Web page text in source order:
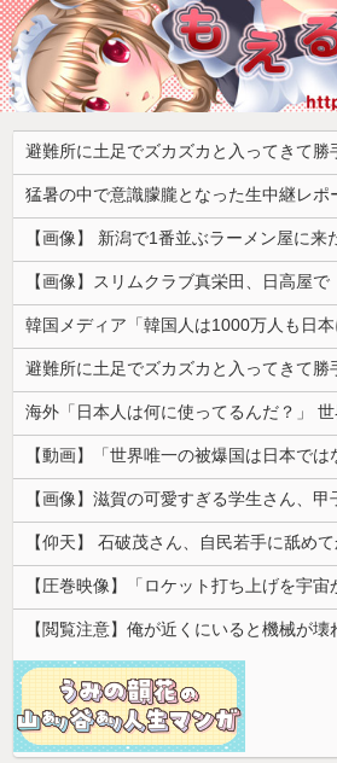
【画像】 新潟で1番並ぶラーメン屋に来
【画像】滋賀の可愛すぎる学生さん、
【閲覧注意】俺が近くにいると機械が壊